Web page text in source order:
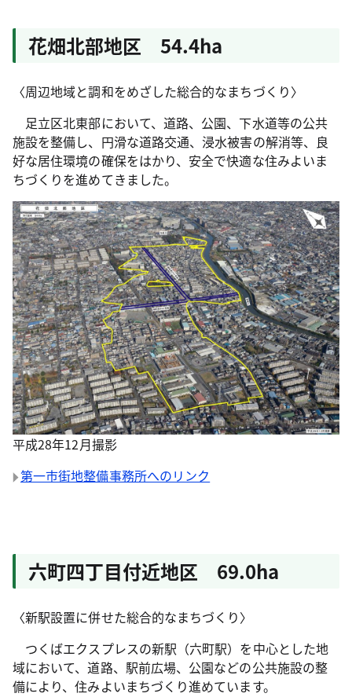
花畑北部地区 54.4ha
〈周辺地域と調和をめざした総合的なまちづくり〉
足立区北東部において、道路、公園、下水道等の公共
施設を整備し、円滑な道路交通、浸水被害の解消等、良
好な居住環境の確保をはかり、安全で快適な住みよいま
ちづくりを進めてきました。
平成28年12月撮影
第一市街地整備事務所へのリンク
六町四丁目付近地区 69.0ha
〈新駅設置に併せた総合的なまちづくり〉
つくばエクスプレスの新駅（六町駅）を中心とした地
域において、道路、駅前広場、公園などの公共施設の整
備により、住みよいまちづくり進めています。